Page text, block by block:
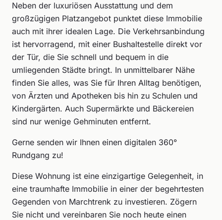
Neben der luxuriösen Ausstattung und dem
großzügigen Platzangebot punktet diese Immobilie
auch mit ihrer idealen Lage. Die Verkehrsanbindung
ist hervorragend, mit einer Bushaltestelle direkt vor
der Tür, die Sie schnell und bequem in die
umliegenden Städte bringt. In unmittelbarer Nähe
finden Sie alles, was Sie für Ihren Alltag benötigen,
von Ärzten und Apotheken bis hin zu Schulen und
Kindergärten. Auch Supermärkte und Bäckereien
sind nur wenige Gehminuten entfernt.
Gerne senden wir Ihnen einen digitalen 360°
Rundgang zu!
Diese Wohnung ist eine einzigartige Gelegenheit, in
eine traumhafte Immobilie in einer der begehrtesten
Gegenden von Marchtrenk zu investieren. Zögern
Sie nicht und vereinbaren Sie noch heute einen